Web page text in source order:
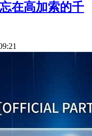
在高加索的千